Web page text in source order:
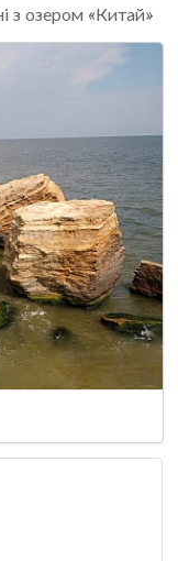
з озером «Китай»